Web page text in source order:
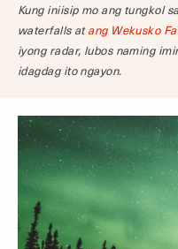
Kung iniisip mo ang tungkol
waterfalls atang Wekusko
iyong radar, lubos naming
idagdag ito ngayon.